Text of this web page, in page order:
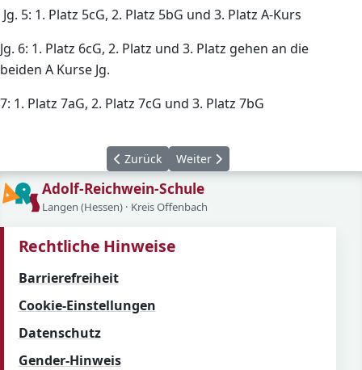
Jg. 5: 1. Platz 5cG, 2. Platz 5bG und 3. Platz A-Kurs
Jg. 6: 1. Platz 6cG, 2. Platz und 3. Platz gehen an die
beiden A Kurse Jg.
7: 1. Platz 7aG, 2. Platz 7cG und 3. Platz 7bG
Vorheriger Beitrag: Englandfahrt 2023
Zurück Nächster Beitrag: Job & Snack -
Weiter
Adolf-Reichwein-Schule
Langen (Hessen) · Kreis Offenbach
Rechtliche Hinweise
Barrierefreiheit
Cookie-Einstellungen
Datenschutz
Gender-Hinweis